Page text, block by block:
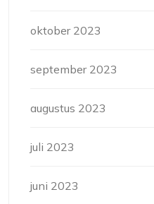
oktober 2023
september 2023
augustus 2023
juli 2023
juni 2023